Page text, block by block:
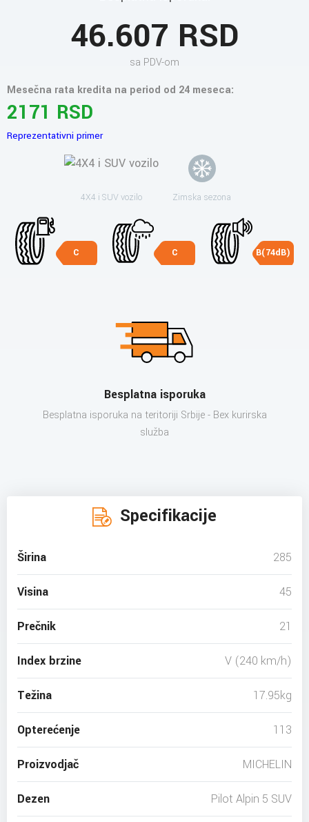
46.607 RSD
sa PDV-om
Mesečna rata kredita na period od 24 meseca:
2171 RSD
Reprezentativni primer
4X4 i SUV vozilo Zimska sezona
C C B(74dB)
Besplatna isporuka
Besplatna isporuka na teritoriji Srbije - Bex kurirska
služba
Specifikacije
Širina 285
Visina 45
Prečnik 21
Index brzine V (240 km/h)
Težina 17.95kg
Opterećenje 113
Proizvodjač MICHELIN
Dezen Pilot Alpin 5 SUV